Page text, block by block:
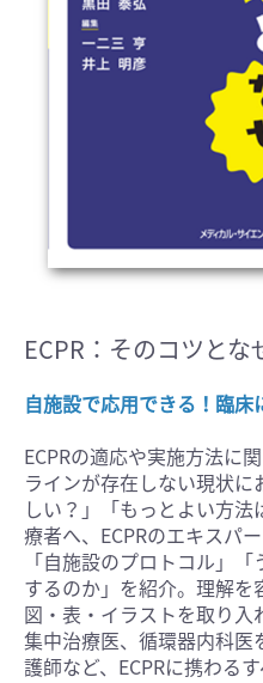
ECPR：そのコツとな
自施設で応用できる！臨
ECPRの適応や実施方法に
ラインが存在しない現状
しい？」「もっとよい方
療者へ、ECPRのエキスパ
「自施設のプロトコル」
するのか」を紹介。理解
図・表・イラストを取り入
集中治療医、循環器内科
護師など、ECPRに携わる